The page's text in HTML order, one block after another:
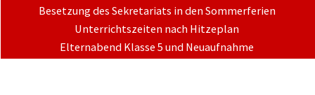
Besetzung des Sekretariats in den Sommerferien
Unterrichtszeiten nach Hitzeplan
Elternabend Klasse 5 und Neuaufnahme